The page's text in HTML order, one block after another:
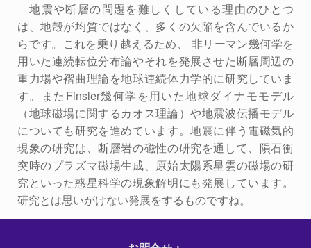
地震や断層の問題を難しくしている理由のひとつ
は、地殻が均質ではなく、多くの欠陥を含んでいるか
らです。これを乗り越えるため、 非リーマン幾何学を
用いた連続転位分布論やそれを発展させた断層周辺の
重力場や褶曲理論を地球連続体力学的に研究していま
す。またFinsler幾何学を用いた地球ダイナモモデル
（地球磁場に関するカオス理論）や地震波伝播モデル
についても研究を進めています。地震に伴う電磁気的
現象の研究は、断層岩の磁性の研究を通して、隕石衝
突時のプラズマ磁場生成、原始太陽系星雲の磁場の研
究といった惑星科学の現象解明にも発展しています。
研究とは思いがけない発展をするものですね。